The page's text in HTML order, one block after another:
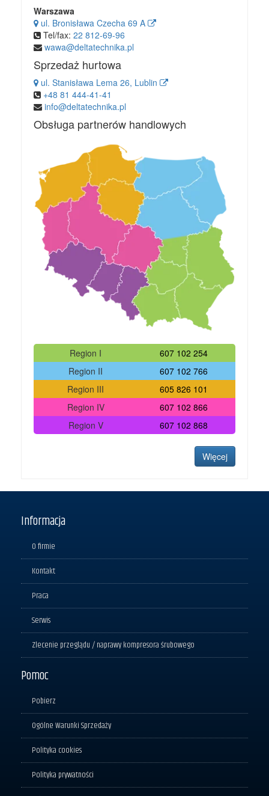
Warszawa
ul. Bronisława Czecha 69 A
Tel/fax: 22 812-69-96
wawa@deltatechnika.pl
Sprzedaż hurtowa
ul. Stanisława Lema 26, Lublin
+48 81 444-41-41
info@deltatechnika.pl
Obsługa partnerów handlowych
Region I
607 102 254
Region II
607 102 766
Region III
605 826 101
Region IV
607 102 866
Region V
607 102 868
Więcej
Informacja
O firmie
Kontakt
Praca
Serwis
Zlecenie przeglądu / naprawy kompresora śrubowego
Pomoc
Pobierz
Ogólne Warunki Sprzedaży
Polityka cookies
Polityka prywatności